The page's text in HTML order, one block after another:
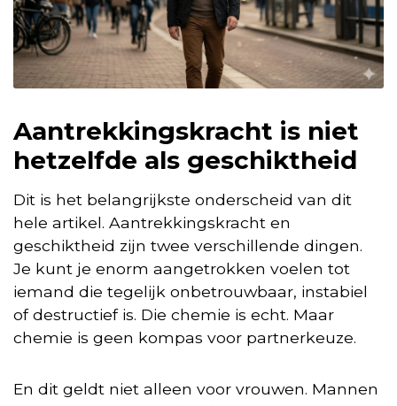
Aantrekkingskracht is niet
hetzelfde als geschiktheid
Dit is het belangrijkste onderscheid van dit
hele artikel. Aantrekkingskracht en
geschiktheid zijn twee verschillende dingen.
Je kunt je enorm aangetrokken voelen tot
iemand die tegelijk onbetrouwbaar, instabiel
of destructief is. Die chemie is echt. Maar
chemie is geen kompas voor partnerkeuze.
En dit geldt niet alleen voor vrouwen. Mannen